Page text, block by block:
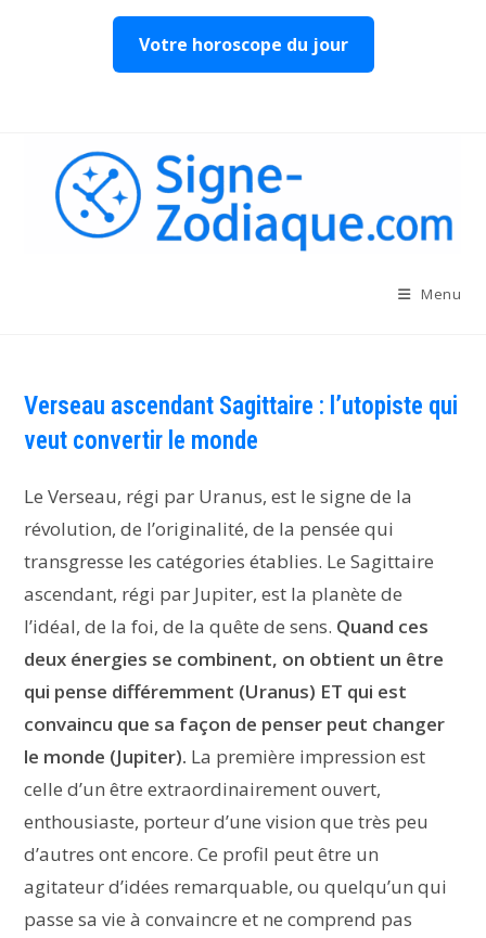
Votre horoscope du jour
Menu
Verseau ascendant Sagittaire : l’utopiste qui
veut convertir le monde
Le Verseau, régi par Uranus, est le signe de la
révolution, de l’originalité, de la pensée qui
transgresse les catégories établies. Le Sagittaire
ascendant, régi par Jupiter, est la planète de
l’idéal, de la foi, de la quête de sens. Quand ces
deux énergies se combinent, on obtient un être
qui pense différemment (Uranus) ET qui est
convaincu que sa façon de penser peut changer
le monde (Jupiter). La première impression est
celle d’un être extraordinairement ouvert,
enthousiaste, porteur d’une vision que très peu
d’autres ont encore. Ce profil peut être un
agitateur d’idées remarquable, ou quelqu’un qui
passe sa vie à convaincre et ne comprend pas